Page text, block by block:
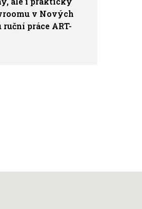
v Nových
práce ART-